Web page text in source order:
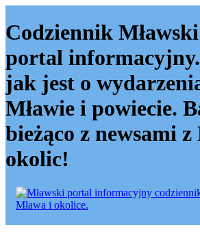
Codziennik
portal
jak jest o
Mławie i powiecie.
bieżąco z newsami z
okolic!